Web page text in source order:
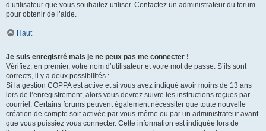
d’utilisateur que vous souhaitez utiliser. Contactez un administrateur du forum
pour obtenir de l’aide.
Haut
Je suis enregistré mais je ne peux pas me connecter !
Vérifiez, en premier, votre nom d’utilisateur et votre mot de passe. S’ils sont
corrects, il y a deux possibilités :
Si la gestion COPPA est active et si vous avez indiqué avoir moins de 13 ans
lors de l’enregistrement, alors vous devrez suivre les instructions reçues par
courriel. Certains forums peuvent également nécessiter que toute nouvelle
création de compte soit activée par vous-même ou par un administrateur avant
que vous puissiez vous connecter. Cette information est indiquée lors de